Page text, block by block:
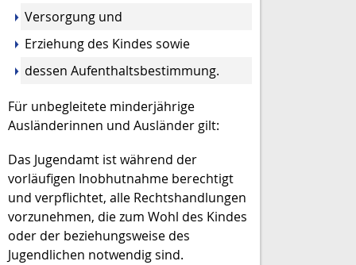
Versorgung und
Erziehung des Kindes sowie
dessen Aufenthaltsbestimmung.
Für unbegleitete minderjährige
Ausländerinnen und Ausländer gilt:
Das Jugendamt ist während der
vorläufigen Inobhutnahme berechtigt
und verpflichtet, alle Rechtshandlungen
vorzunehmen, die zum Wohl des Kindes
oder der beziehungsweise des
Jugendlichen notwendig sind.